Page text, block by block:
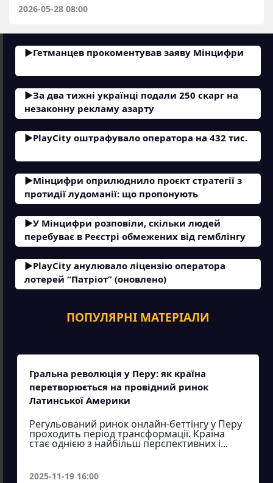
2026-05-28 08:00
Гетманцев прокоментував заяву Мінцифри
За два тижні українці подали 250 скарг на
незаконну рекламу азарту
PlayCity оштрафувало оператора на 432 тис.
Мінцифри оприлюднило проєкт стратегії з
протидії лудоманії: що пропонують
У Мінцифри розповіли, скільки людей
перебуває в Реєстрі обмежених від гемблінгу
PlayCity анулювало ліцензію оператора
лотерей “Патріот” (оновлено)
ПОПУЛЯРНІ МАТЕРІАЛИ
Гральна революція у Перу: як країна
перетворюється на провідний ринок
Латинської Америки
Регульований ринок онлайн-беттінгу у Перу
проходить період трансформації. Країна
стає однією з найбільш перспективних і...
2025-11-19 16:00